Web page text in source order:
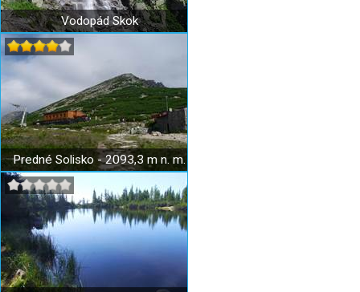
Vodopád Skok
Predné Solisko - 2093,3 m n. m.